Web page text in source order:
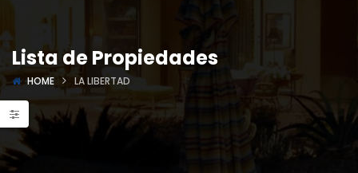
Lista de Propiedades
HOME LA LIBERTAD